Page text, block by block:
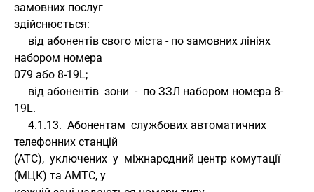
замовних послуг
здійснюється:
набором номера
079 або 8-19L;
19L.
телефонних станцій
(АТС),  уключених  у  міжнародний центр комутації
(МЦК) та АМТС, у